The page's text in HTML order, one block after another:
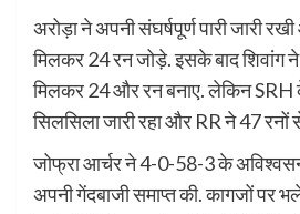
अरोड़ा ने अपनी संघर्षपूर्ण पारी जारी
मिलकर 24 रन जोड़े. इसके बाद शिवांग
मिलकर 24 और रन बनाए. लेकिन SRH
सिलसिला जारी रहा और RR ने 47 रनों
जोफ्रा आर्चर ने 4-0-58-3 के
अपनी गेंदबाजी समाप्त की. कागजों पर